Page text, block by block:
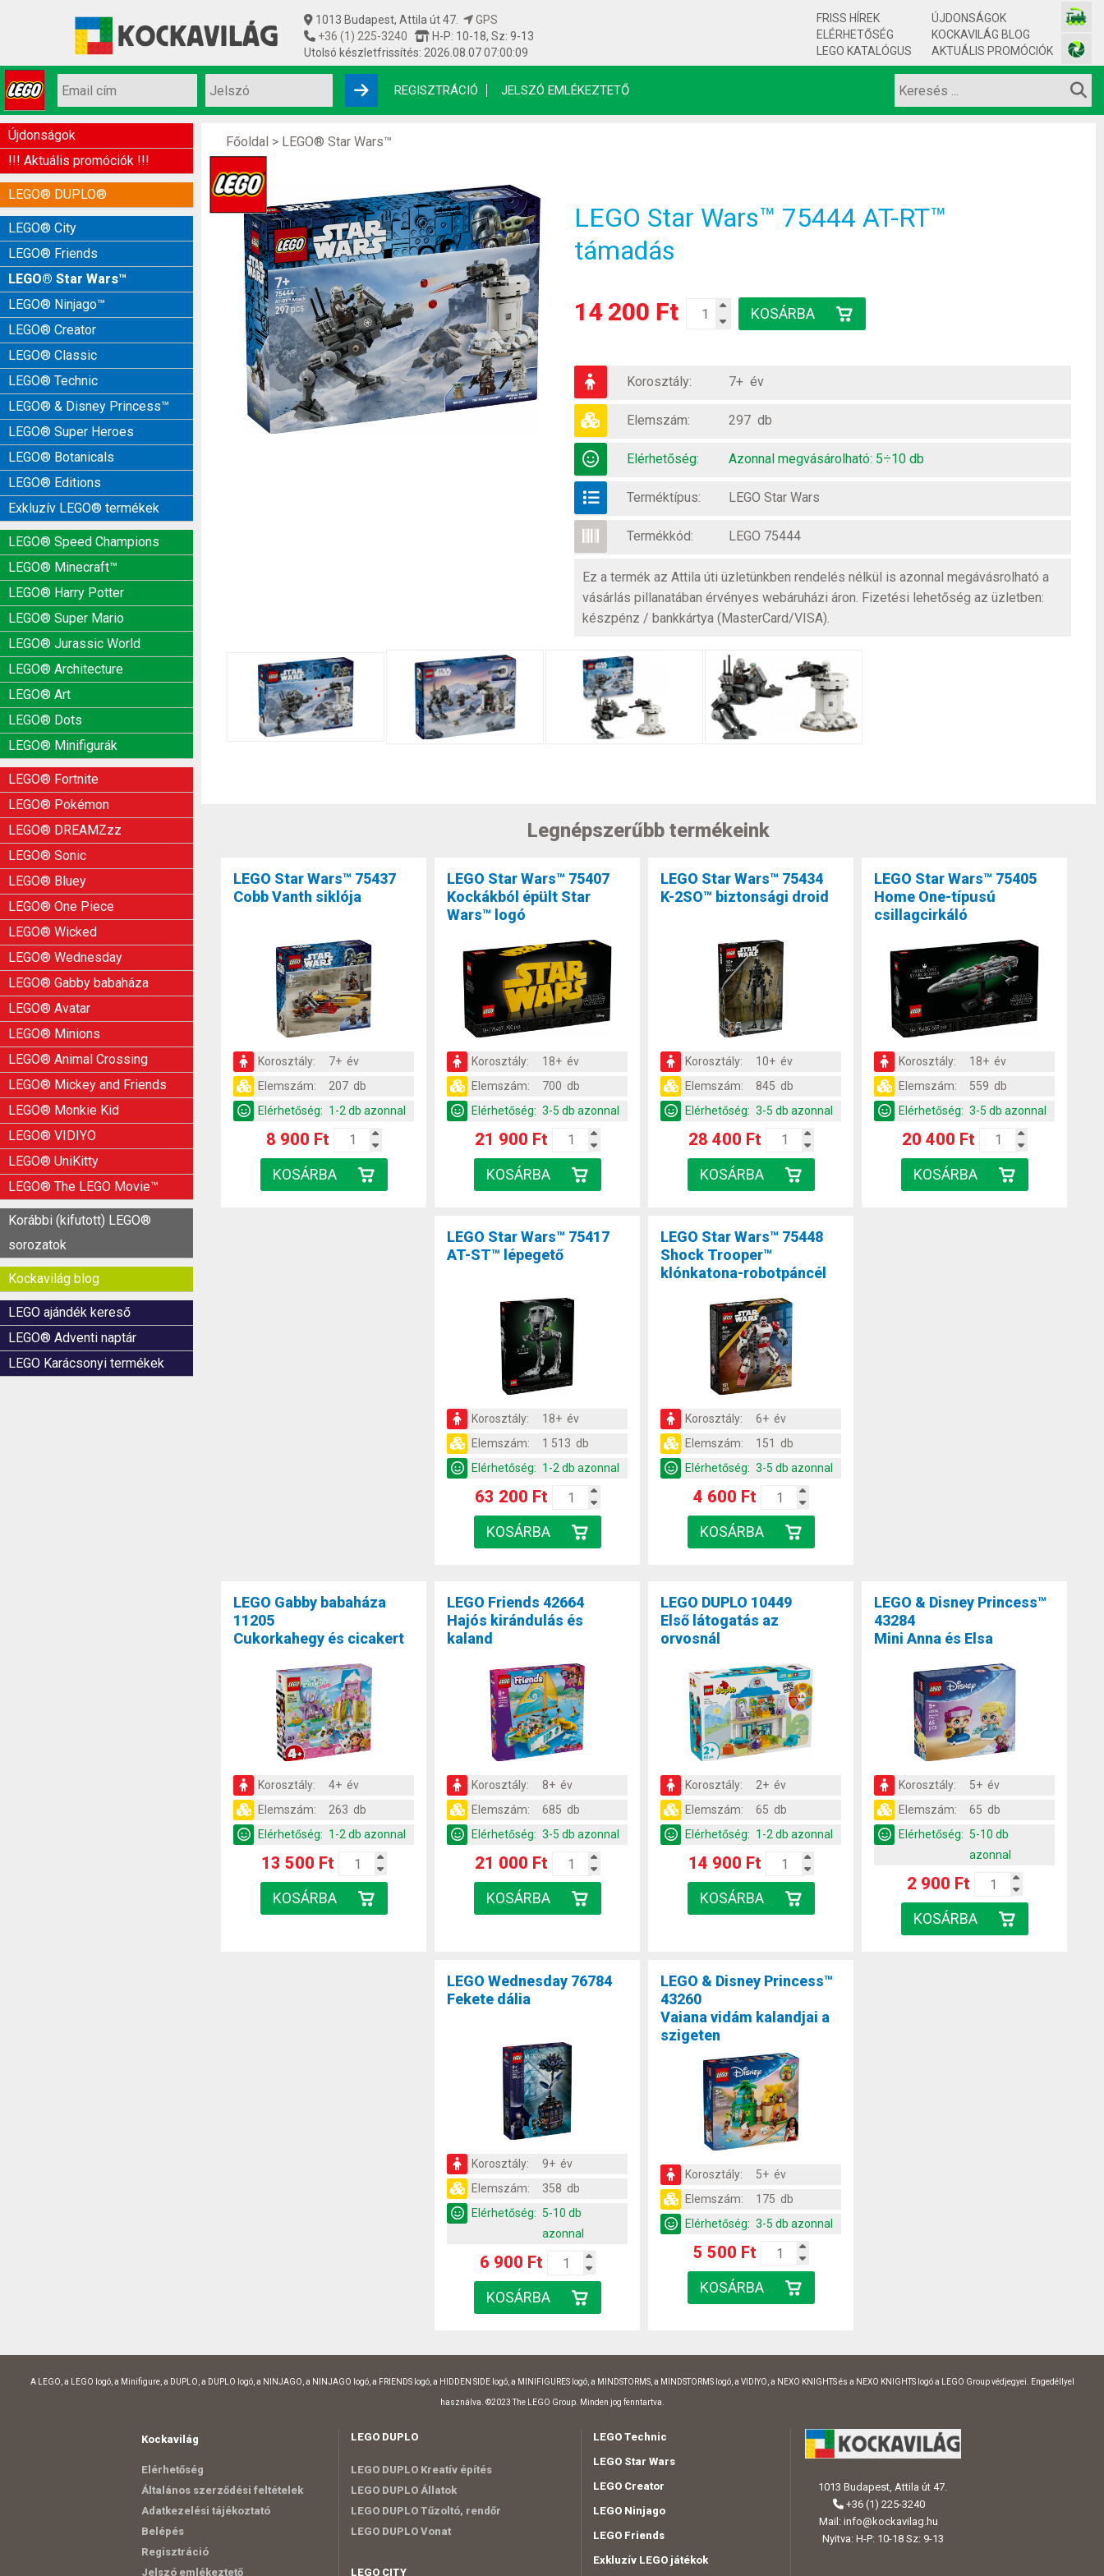
1013 Budapest, Attila út 47.
GPS
+36 (1) 225-3240
H-P: 10-18, Sz: 9-13
Utolsó készletfrissítés: 2026.08.07 07:00:09
FRISS HÍREK
ELÉRHETŐSÉG
LEGO KATALÓGUS
ÚJDONSÁGOK
KOCKAVILÁG BLOG
AKTUÁLIS PROMÓCIÓK
REGISZTRÁCIÓ JELSZÓ EMLÉKEZTETŐ
Újdonságok
!!! Aktuális promóciók !!!
LEGO® DUPLO®
LEGO® City
LEGO® Friends
LEGO® Star Wars™
LEGO® Ninjago™
LEGO® Creator
LEGO® Classic
LEGO® Technic
LEGO® & Disney Princess™
LEGO® Super Heroes
LEGO® Botanicals
LEGO® Editions
Exkluzív LEGO® termékek
LEGO® Speed Champions
LEGO® Minecraft™
LEGO® Harry Potter
LEGO® Super Mario
LEGO® Jurassic World
LEGO® Architecture
LEGO® Art
LEGO® Dots
LEGO® Minifigurák
LEGO® Fortnite
LEGO® Pokémon
LEGO® DREAMZzz
LEGO® Sonic
LEGO® Bluey
LEGO® One Piece
LEGO® Wicked
LEGO® Wednesday
LEGO® Gabby babaháza
LEGO® Avatar
LEGO® Minions
LEGO® Animal Crossing
LEGO® Mickey and Friends
LEGO® Monkie Kid
LEGO® VIDIYO
LEGO® UniKitty
LEGO® The LEGO Movie™
Korábbi (kifutott) LEGO®
sorozatok
Kockavilág blog
LEGO ajándék kereső
LEGO® Adventi naptár
LEGO Karácsonyi termékek
Főoldal > LEGO® Star Wars™
LEGO Star Wars™ 75444 AT-RT™
támadás
14 200 Ft
Korosztály: 7+ év
Elemszám: 297 db
Elérhetőség: Azonnal megvásárolható: 5÷10 db
Terméktípus: LEGO Star Wars
Termékkód: LEGO 75444
Ez a termék az Attila úti üzletünkben rendelés nélkül is azonnal megávásrolható a
vásárlás pillanatában érvényes webáruházi áron. Fizetési lehetőség az üzletben:
készpénz / bankkártya (MasterCard/VISA).
Legnépszerűbb termékeink
LEGO Star Wars™ 75437
Cobb Vanth siklója
Korosztály:
7+ év
Elemszám:
207 db
Elérhetőség: 1-2 db azonnal
8 900 Ft
LEGO Star Wars™ 75407
Kockákból épült Star
Wars™ logó
Korosztály:
18+ év
Elemszám:
700 db
Elérhetőség: 3-5 db azonnal
21 900 Ft
LEGO Star Wars™ 75434
K-2SO™ biztonsági droid
Korosztály:
10+ év
Elemszám:
845 db
Elérhetőség: 3-5 db azonnal
28 400 Ft
LEGO Star Wars™ 75405
Home One-típusú
csillagcirkáló
Korosztály:
18+ év
Elemszám:
559 db
Elérhetőség: 3-5 db azonnal
20 400 Ft
LEGO Star Wars™ 75417
AT-ST™ lépegető
Korosztály:
18+ év
Elemszám:
1 513 db
Elérhetőség: 1-2 db azonnal
63 200 Ft
LEGO Star Wars™ 75448
Shock Trooper™
klónkatona-robotpáncél
Korosztály:
6+ év
Elemszám:
151 db
Elérhetőség: 3-5 db azonnal
4 600 Ft
LEGO Gabby babaháza
11205
Cukorkahegy és cicakert
Korosztály:
4+ év
Elemszám:
263 db
Elérhetőség: 1-2 db azonnal
13 500 Ft
LEGO Friends 42664
Hajós kirándulás és
kaland
Korosztály:
8+ év
Elemszám:
685 db
Elérhetőség: 3-5 db azonnal
21 000 Ft
LEGO DUPLO 10449
Első látogatás az
orvosnál
Korosztály:
2+ év
Elemszám:
65 db
Elérhetőség: 1-2 db azonnal
14 900 Ft
LEGO & Disney Princess™
43284
Mini Anna és Elsa
Korosztály:
5+ év
Elemszám:
65 db
Elérhetőség: 5-10 db
azonnal
2 900 Ft
LEGO Wednesday 76784
Fekete dália
Korosztály:
9+ év
Elemszám:
358 db
Elérhetőség: 5-10 db
azonnal
6 900 Ft
LEGO & Disney Princess™
43260
Vaiana vidám kalandjai a
szigeten
Korosztály:
5+ év
Elemszám:
175 db
Elérhetőség: 3-5 db azonnal
5 500 Ft
A LEGO, a LEGO logó, a Minifigure, a DUPLO, a DUPLO logó, a NINJAGO, a NINJAGO logó, a FRIENDS logó, a HIDDEN SIDE logó, a MINIFIGURES logó, a MINDSTORMS, a MINDSTORMS logó, a VIDIYO, a NEXO KNIGHTS és a NEXO KNIGHTS logó a LEGO Group védjegyei. Engedéllyel
használva. ©2023 The LEGO Group. Minden jog fenntartva.
Kockavilág
Elérhetőség
Általános szerződési feltételek
Adatkezelési tájékoztató
Belépés
Regisztráció
Jelszó emlékeztető
LEGO DUPLO
LEGO DUPLO Kreatív építés
LEGO DUPLO Állatok
LEGO DUPLO Tűzoltó, rendőr
LEGO DUPLO Vonat
LEGO CITY
LEGO Technic
LEGO Star Wars
LEGO Creator
LEGO Ninjago
LEGO Friends
Exkluzív LEGO játékok
1013 Budapest, Attila út 47.
+36 (1) 225-3240
Mail: info@kockavilag.hu
Nyitva: H-P: 10-18 Sz: 9-13